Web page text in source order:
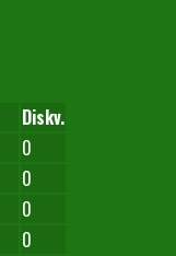
Diskv.
0
0
0
0